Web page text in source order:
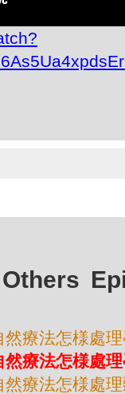
然療法怎様處
然療法怎様處
然療法怎様處